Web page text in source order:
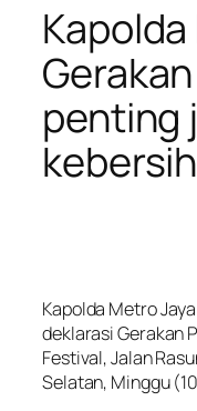
penting
Kapolda Metro
deklarasi Gerakan
Festival, Jalan
Selatan, Minggu